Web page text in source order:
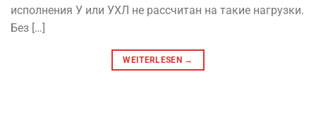
исполнения У или УХЛ не рассчитан на такие нагрузки.
Без […]
WEITERLESEN →